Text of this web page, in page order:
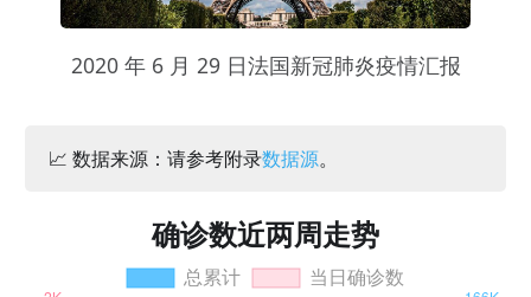
2020 年 6 月 29 日法国新冠肺炎疫情汇报
📈 数据来源：请参考附录数据源。
确诊数近两周走势